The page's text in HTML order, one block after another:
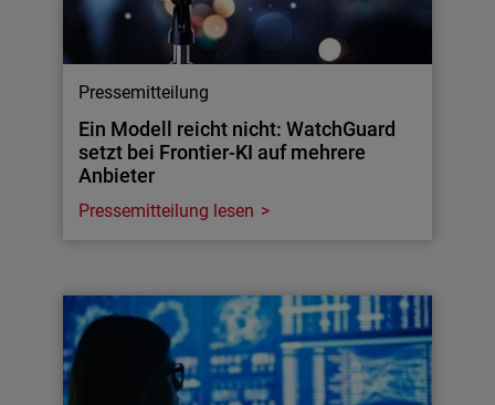
Pressemitteilung
Ein Modell reicht nicht: WatchGuard
setzt bei Frontier-KI auf mehrere
Anbieter
Pressemitteilung lesen